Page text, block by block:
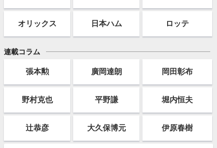
オリックス 日本ハム ロッテ
連載コラム
張本勲 廣岡達朗 岡田彰布
野村克也 平野謙 堀内恒夫
辻恭彦 大久保博元 伊原春樹